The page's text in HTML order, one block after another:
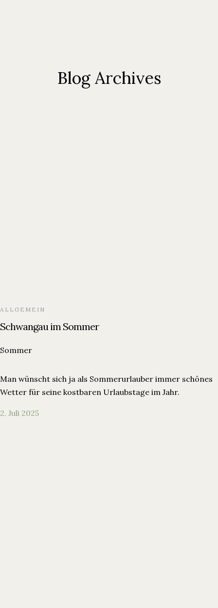
Blog Archives
ALLGEMEIN
Schwangau im Sommer
Sommer
Man wünscht sich ja als Sommerurlauber immer schönes
Wetter für seine kostbaren Urlaubstage im Jahr.
2. Juli 2025